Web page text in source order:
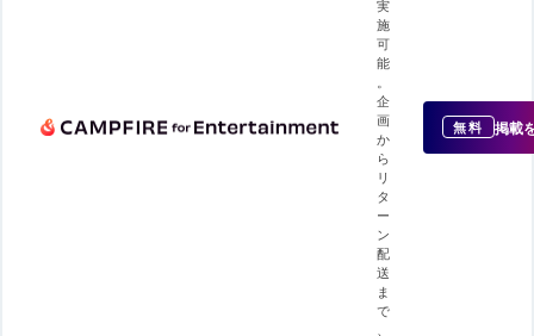
実
施
可
能
企
画
か
ら
リ
タ
ー
ン
配
送
ま
で
無料 掲載